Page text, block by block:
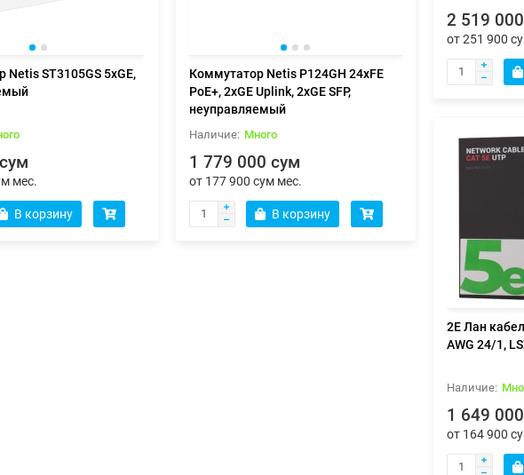
Netis ST3105GS 5xGE,
мес.
В корзину
Коммутатор Netis P124GH 24xFE
PoE+, 2xGE Uplink, 2xGE SFP,
неуправляемый
Много
1 779 000 сум
от 177 900 сум мес.
В корзину
2 519
от 251 900
2E Лан
AWG 24/1,
1 649
от 164 900